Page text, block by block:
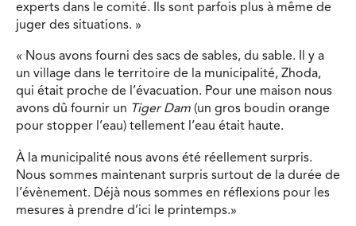
experts dans le comité. Ils sont parfois plus à même de
juger des situations. »
« Nous avons fourni des sacs de sables, du sable. Il y a
un village dans le territoire de la municipalité, Zhoda,
qui était proche de l’évacuation. Pour une maison nous
avons dû fournir un Tiger Dam (un gros boudin orange
pour stopper l’eau) tellement l’eau était haute.
À la municipalité nous avons été réellement surpris.
Nous sommes maintenant surpris surtout de la durée de
l’évènement. Déjà nous sommes en réflexions pour les
mesures à prendre d’ici le printemps.»